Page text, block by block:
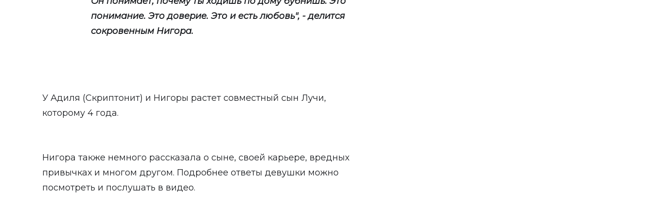
понимание. Это доверие. Это и есть любовь", - делится
сокровенным Нигора.
У Адиля (Скриптонит) и Нигоры растет совместный сын Лучи,
которому 4 года.
Нигора также немного рассказала о сыне, своей карьере, вредных
привычках и многом другом. Подробнее ответы девушки можно
посмотреть и послушать в видео.